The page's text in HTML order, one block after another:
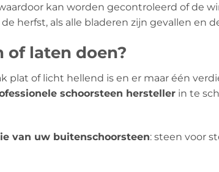
kan worden gecontroleerd of de
herfst, als alle bladeren zijn gevallen en
of laten doen?
of licht hellend is en er maar één
schoorsteen hersteller in te
van uw buitenschoorsteen: steen voor